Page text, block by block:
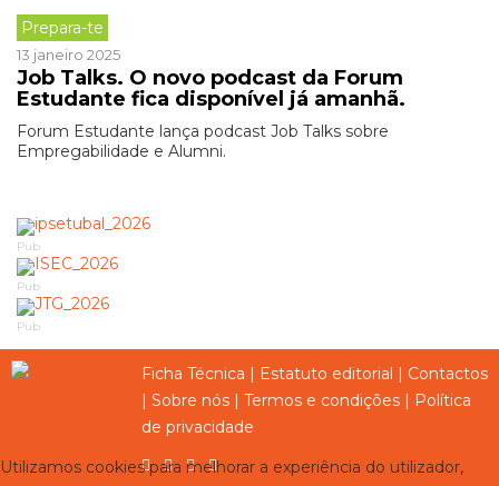
Prepara-te
13 janeiro 2025
Job Talks. O novo podcast da Forum
Estudante fica disponível já amanhã.
Forum Estudante lança podcast Job Talks sobre
Empregabilidade e Alumni.
Pub
Pub
Pub
Ficha Técnica | Estatuto editorial | Contactos
| Sobre nós | Termos e condições | Política
de privacidade
Utilizamos cookies para melhorar a experiência do utilizador,